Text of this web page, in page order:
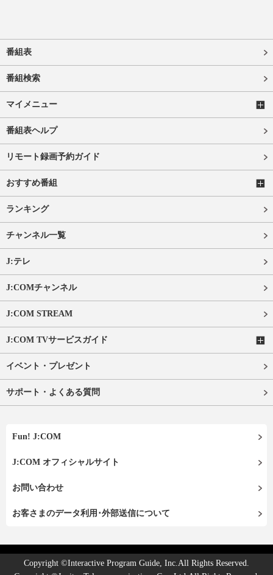
番組表
番組検索
マイメニュー
番組表ヘルプ
リモート録画予約ガイド
おすすめ番組
ランキング
チャンネル一覧
J:テレ
J:COMチャンネル
J:COM STREAM
J:COM TVサービスガイド
イベント・プレゼント
サポート・よくある質問
Fun! J:COM
J:COM オフィシャルサイト
お問い合わせ
お客さまのデータ利用･外部送信について
Copyright ©Interactive Program Guide, Inc.All Rights Reserved.